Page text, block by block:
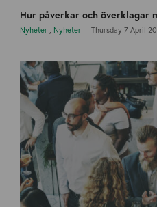
Nyheter Nyheter Thursday 7 April